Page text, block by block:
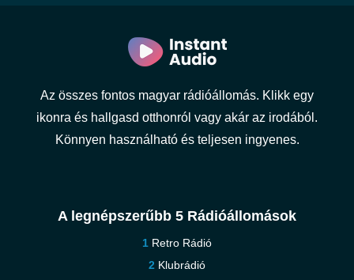
Az összes fontos magyar rádióállomás. Klikk egy
ikonra és hallgasd otthonról vagy akár az irodából.
Könnyen használható és teljesen ingyenes.
A legnépszerűbb 5 Rádióállomások
Retro Rádió
Klubrádió